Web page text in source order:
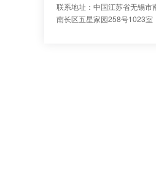
联系地址：中国江苏省无锡市
南长区五星家园258号1023室